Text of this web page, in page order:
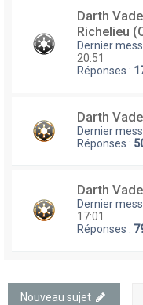
Darth
Richelieu
Dernier
20:51
Réponses :
Darth
Dernier
Réponses :
Darth
Dernier
17:01
Réponses :
Nouveau sujet